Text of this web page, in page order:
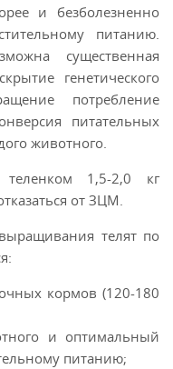
и безболезненно
питанию.
существенная
генетического
потребление
питательных
животного.
теленком 1,5-2,0 кг
от ЗЦМ.
телят по
кормов (120-180
и оптимальный
питанию;